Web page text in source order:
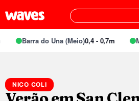
Barra do Una (Meio)0,4 - 0,7m
NICO COLI